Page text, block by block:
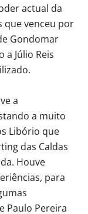
actual da
que venceu por
Gondomar
Júlio Reis
a
a muito
Libório que
das Caldas
Houve
para
Paulo Pereira